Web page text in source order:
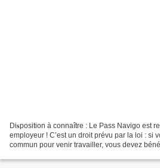
Di𝐬position à connaître : Le Pass Navigo est
employeur ! C’est un droit prévu par la loi : si
commun pour venir travailler, vous devez